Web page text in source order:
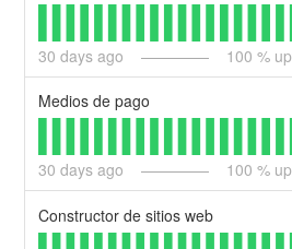
30 days ago 100 %
Medios de pago
30 days ago 100 %
Constructor de sitios web